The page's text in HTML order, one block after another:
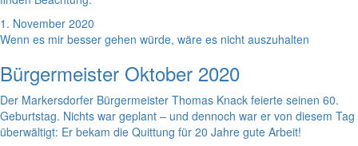
1. November 2020
Wenn es mir besser gehen würde, wäre es nicht auszuhalten
Bürgermeister Oktober 2020
Der Markersdorfer Bürgermeister Thomas Knack feierte seinen 60.
Geburtstag. Nichts war geplant – und dennoch war er von diesem Tag
überwältigt: Er bekam die Quittung für 20 Jahre gute Arbeit!